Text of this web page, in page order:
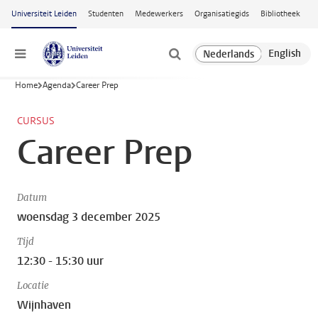
Ga naar hoofdinhoud
Universiteit Leiden Studenten Medewerkers Organisatiegids Bibliotheek
Menu
Home Agenda Career Prep
CURSUS
Career Prep
Datum
woensdag 3 december 2025
Tijd
12:30 - 15:30 uur
Locatie
Wijnhaven